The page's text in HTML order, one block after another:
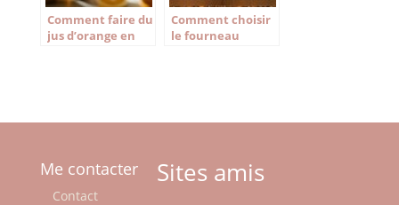
Comment faire du
jus d’orange en
Comment choisir
le fourneau
Me contacter
Contact
Sites amis